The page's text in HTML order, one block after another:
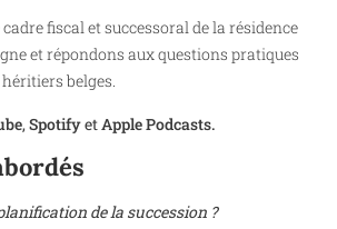
fiscal et successoral de la résidence
et répondons aux questions pratiques
belges.
, Spotifyet Apple Podcasts.
de la succession ?